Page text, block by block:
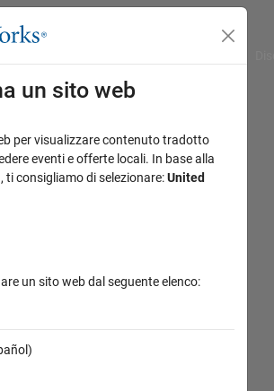
pwelch/other
un sito web
per visualizzare contenuto tradotto
eventi e offerte locali. In base alla
ti consigliamo di selezionare:United
un sito web dal seguente elenco: